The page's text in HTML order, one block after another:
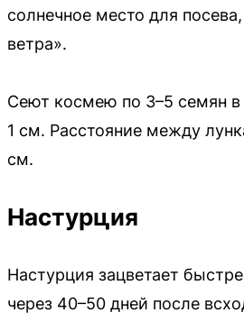
солнечное место для
ветра».
Сеют космею по 3–5 семян в
1 см. Расстояние между
см.
Настурция
Настурция зацветает
через 40–50 дней после